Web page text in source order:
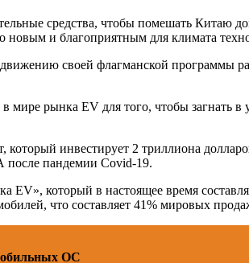
средства, чтобы помешать Китаю
новым и благоприятным для климата
своей флагманской программы
мире рынка EV для того, чтобы загнать
инвестирует 2 триллиона
после пандемии Covid-19.
который в настоящее время
что составляет 41% мировых
ОС